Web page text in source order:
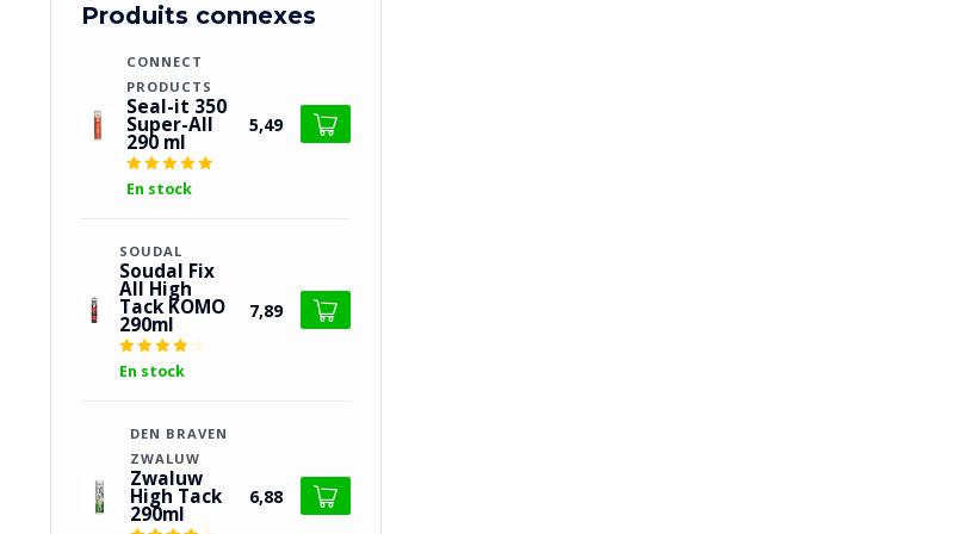
Produits connexes
CONNECT
PRODUCTS
Seal-it 350
Super-All
290 ml
En stock
5,49
SOUDAL
Soudal Fix
All High
Tack KOMO
290ml
En stock
7,89
DEN BRAVEN
ZWALUW
Zwaluw
High Tack
290ml
6,88